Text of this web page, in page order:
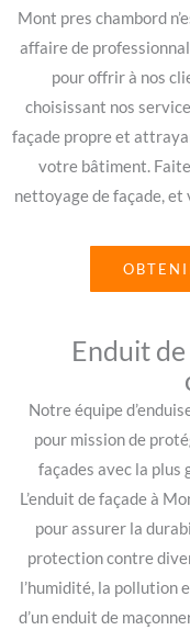
Mont pres chambord
affaire de
pour offrir à nos
choisissant nos
façade propre et
votre bâtiment.
nettoyage de façade, et
Enduit
Notre équipe
pour mission de
façades avec la plus
L’enduit de façade à
pour assurer la
protection contre
l’humidité, la pollution
d’un enduit de